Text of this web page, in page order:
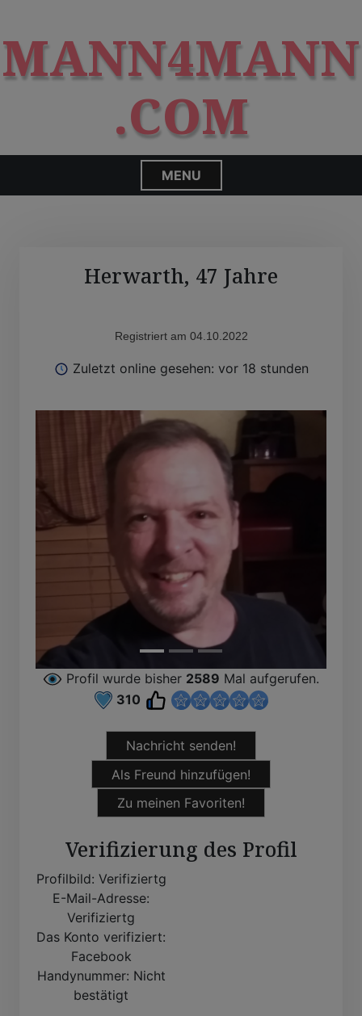
i
p
o
c
n
t
MANN4MANN
.COM
MENU
Herwarth, 47 Jahre
Registriert am 04.10.2022
Zuletzt online gesehen: vor 18 stunden
Profil wurde bisher 2589 Mal aufgerufen.
310
Nachricht senden!
Als Freund hinzufügen!
Zu meinen Favoriten!
Verifizierung des Profil
Profilbild: Verifiziertg
E-Mail-Adresse:
Verifiziertg
Das Konto verifiziert:
Facebook
Handynummer: Nicht
bestätigt